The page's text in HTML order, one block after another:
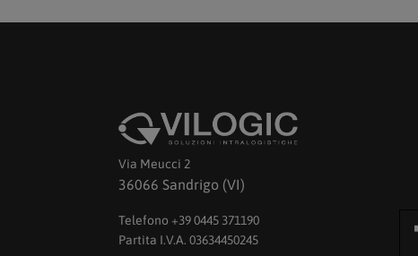
Via Meucci 2
36066 Sandrigo (VI)
Telefono +39 0445 371190
Partita I.V.A. 03634450245